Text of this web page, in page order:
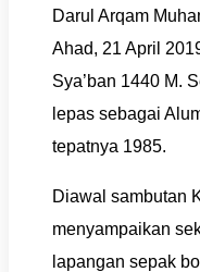
Darul Arqam
Ahad, 21 April
Sya’ban 1440 M.
lepas sebagai
tepatnya 1985.
Diawal sambutan
menyampaikan
lapangan sepak